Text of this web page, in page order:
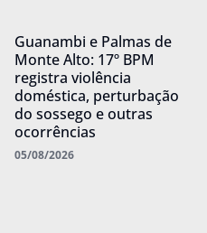
Guanambi e Palmas de
Monte Alto: 17º BPM
registra violência
doméstica, perturbação
do sossego e outras
ocorrências
05/08/2026